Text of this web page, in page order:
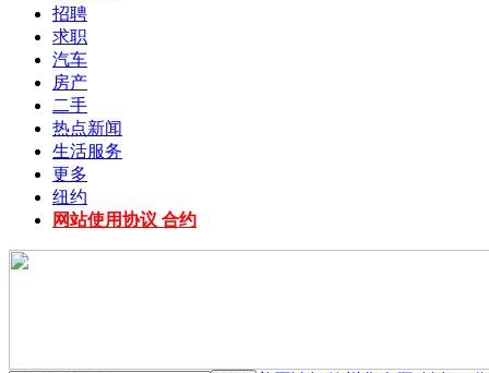
招聘
求职
汽车
房产
二手
热点新闻
生活服务
更多
纽约
网站使用协议 合约